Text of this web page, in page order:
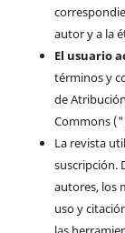
autor y a la
El usuario
términos y
de
Commons
La revista
suscripción.
autores, los
uso y